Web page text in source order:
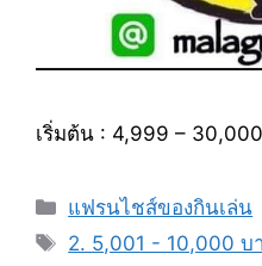
เริ่มต้น : 4,999 –
หมวด
หมู่
แฟรนไชส์ของกินเล่น
แท็ก
2. 5,001 - 10,000 บ